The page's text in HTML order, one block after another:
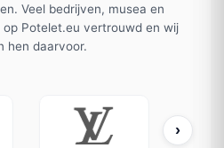
Veel bedrijven, musea en
Potelet.eu vertrouwd en wij
hen daarvoor.
Louis Vuitton ›